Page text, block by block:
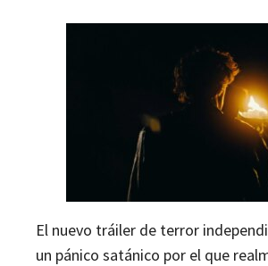
El nuevo tráiler de terror
un pánico satánico por el que